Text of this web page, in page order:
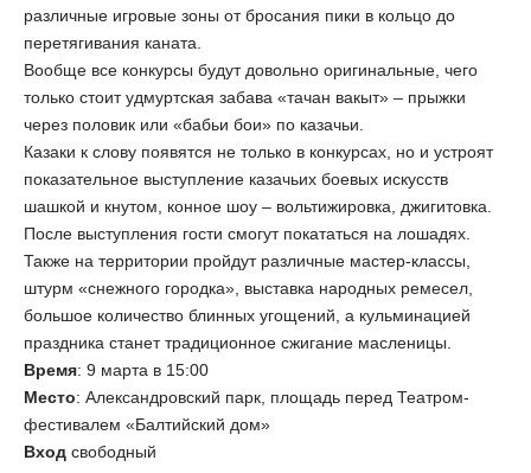
различные игровые зоны от бросания пики в кольцо до
перетягивания каната.
Вообще все конкурсы будут довольно оригинальные, чего
только стоит удмуртская забава «тачан вакыт» – прыжки
через половик или «бабьи бои» по казачьи.
Казаки к слову появятся не только в конкурсах, но и устроят
показательное выступление казачьих боевых искусств
шашкой и кнутом, конное шоу – вольтижировка, джигитовка.
После выступления гости смогут покататься на лошадях.
Также на территории пройдут различные мастер-классы,
штурм «снежного городка», выставка народных ремесел,
большое количество блинных угощений, а кульминацией
праздника станет традиционное сжигание масленицы.
Время: 9 марта в 15:00
Место: Александровский парк, площадь перед Театром-
фестивалем «Балтийский дом»
Вход свободный